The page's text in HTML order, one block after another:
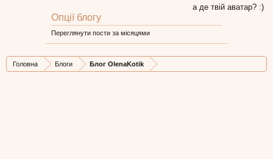
а де твій аватар? :)
Опції блогу
Переглянути пости за місяцями
Головна Блоги Блог OlenaKotik